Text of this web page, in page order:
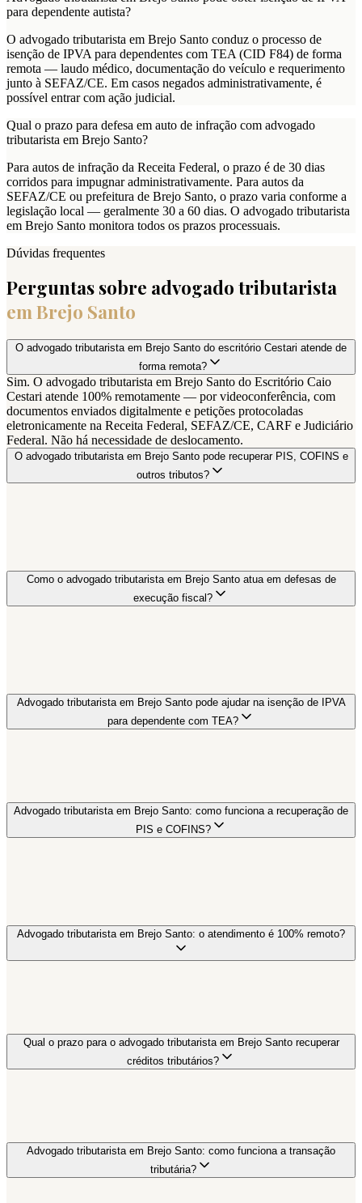
para dependente autista?
O advogado tributarista em Brejo Santo conduz o processo de
isenção de IPVA para dependentes com TEA (CID F84) de forma
remota — laudo médico, documentação do veículo e requerimento
junto à SEFAZ/CE. Em casos negados administrativamente, é
possível entrar com ação judicial.
Qual o prazo para defesa em auto de infração com advogado
tributarista em Brejo Santo?
Para autos de infração da Receita Federal, o prazo é de 30 dias
corridos para impugnar administrativamente. Para autos da
SEFAZ/CE ou prefeitura de Brejo Santo, o prazo varia conforme a
legislação local — geralmente 30 a 60 dias. O advogado tributarista
em Brejo Santo monitora todos os prazos processuais.
Dúvidas frequentes
Perguntas sobre advogado tributarista
emBrejo Santo
O advogado tributarista em Brejo Santo do escritório Cestari atende de
forma remota?
Sim. O advogado tributarista em Brejo Santo do Escritório Caio
Cestari atende 100% remotamente — por videoconferência, com
documentos enviados digitalmente e petições protocoladas
eletronicamente na Receita Federal, SEFAZ/CE, CARF e Judiciário
Federal. Não há necessidade de deslocamento.
O advogado tributarista em Brejo Santo pode recuperar PIS, COFINS e
outros tributos?
Como o advogado tributarista em Brejo Santo atua em defesas de
execução fiscal?
Advogado tributarista em Brejo Santo pode ajudar na isenção de IPVA
para dependente com TEA?
Advogado tributarista em Brejo Santo: como funciona a recuperação de
PIS e COFINS?
Advogado tributarista em Brejo Santo: o atendimento é 100% remoto?
Qual o prazo para o advogado tributarista em Brejo Santo recuperar
créditos tributários?
Advogado tributarista em Brejo Santo: como funciona a transação
tributária?